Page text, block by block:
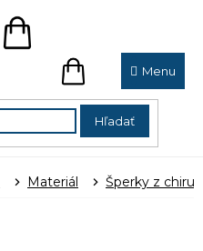
Hľadať
NÁKUPNÝ
NÁKUPNÝ
KOŠÍK
Materiál Šperky z